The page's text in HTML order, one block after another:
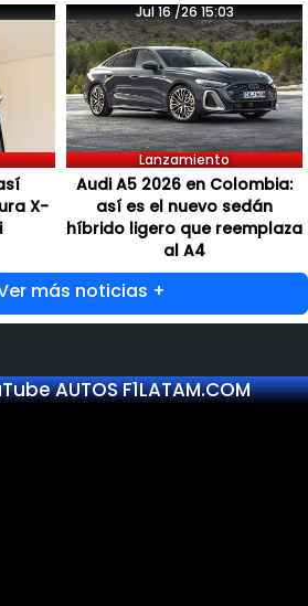
X-
Jul 16 /26 15:03
Lanzamiento
Audi A5 2026 en Colombia:
así es el nuevo sedán
híbrido ligero que reemplaza
al A4
más noticias +
AUTOS F1LATAM.COM